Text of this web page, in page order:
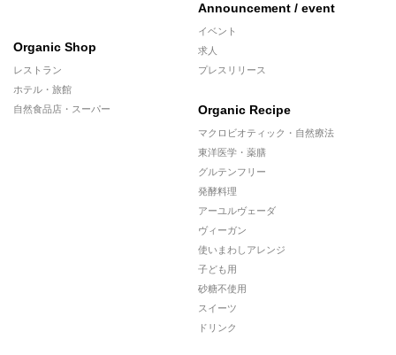
Organic Shop
レストラン
ホテル・旅館
自然食品店・スーパー
Announcement / event
イベント
求人
プレスリリース
Organic Recipe
マクロビオティック・自然療法
東洋医学・薬膳
グルテンフリー
発酵料理
アーユルヴェーダ
ヴィーガン
使いまわしアレンジ
子ども用
砂糖不使用
スイーツ
ドリンク